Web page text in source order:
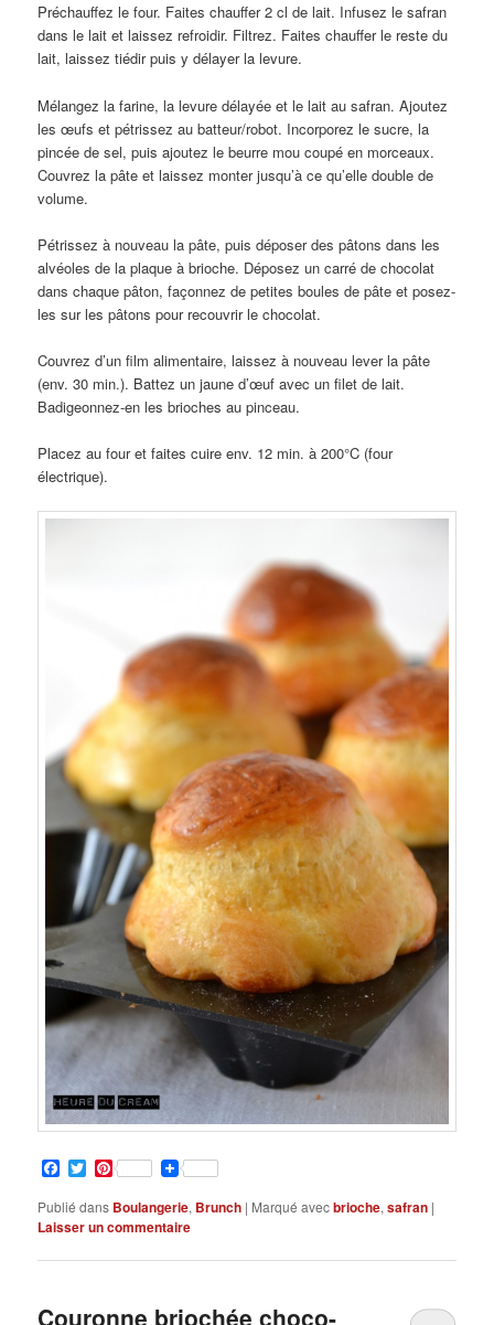
Préchauffez le four. Faites chauffer 2 cl de lait. Infusez le safran
dans le lait et laissez refroidir. Filtrez. Faites chauffer le reste du
lait, laissez tiédir puis y délayer la levure.
Mélangez la farine, la levure délayée et le lait au safran. Ajoutez
les œufs et pétrissez au batteur/robot. Incorporez le sucre, la
pincée de sel, puis ajoutez le beurre mou coupé en morceaux.
Couvrez la pâte et laissez monter jusqu’à ce qu’elle double de
volume.
Pétrissez à nouveau la pâte, puis déposer des pâtons dans les
alvéoles de la plaque à brioche. Déposez un carré de chocolat
dans chaque pâton, façonnez de petites boules de pâte et posez-
les sur les pâtons pour recouvrir le chocolat.
Couvrez d’un film alimentaire, laissez à nouveau lever la pâte
(env. 30 min.). Battez un jaune d’œuf avec un filet de lait.
Badigeonnez-en les brioches au pinceau.
Placez au four et faites cuire env. 12 min. à 200°C (four
électrique).
Facebook
TwitterPinterest
Publié dans Boulangerie, Brunch | Marqué avecbrioche,safran |
Laisser un commentaire
Couronne briochée choco-